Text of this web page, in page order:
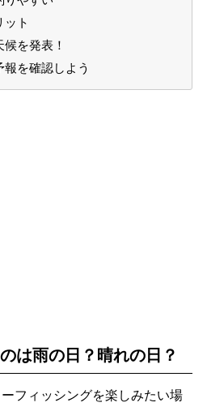
ット
を発表！
を確認しよう
は雨の日？晴れの日？
フィッシングを楽しみたい場